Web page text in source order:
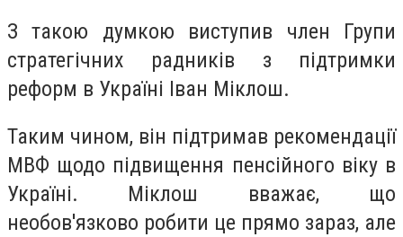
З такою думкою виступив член Групи
стратегічних радників з підтримки
реформ в Україні Іван Міклош.
Таким чином, він підтримав рекомендації
МВФ щодо підвищення пенсійного віку в
Україні. Міклош вважає, що
необов'язково робити це прямо зараз, але